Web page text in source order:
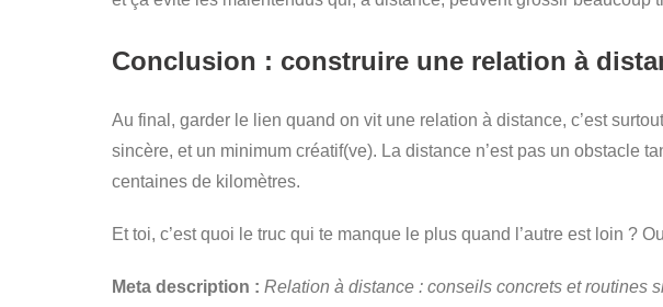
Conclusion : construire une relation à
Au final, garder le lien quand on vit une relation à distance, c’est
sincère, et un minimum créatif(ve). La distance n’est pas un obstacle
centaines de kilomètres.
Et toi, c’est quoi le truc qui te manque le plus quand l’autre est loin ?
Meta description : Relation à distance : conseils concrets et routines